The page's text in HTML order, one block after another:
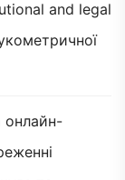
and legal
онлайн-